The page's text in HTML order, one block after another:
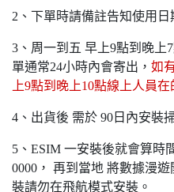
2、下單時請備註告知使用日
3、周一到五 早上9點到晚上
單通常24小時內會寄出， 如
上9點到晚上10點線上人員
4、出貨後 需於 90日內安裝
5、ESIM 一安裝後就會算時
0000， 再到當地 將數據漫
裝請勿在飛航模式安裝。